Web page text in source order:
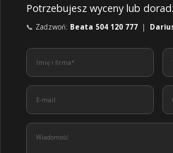
Potrzebujesz wyceny lub
📞 Zadzwoń: Beata 504 120 777 |